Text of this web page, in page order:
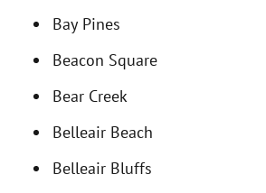
Bay Pines
Beacon Square
Bear Creek
Belleair Beach
Belleair Bluffs